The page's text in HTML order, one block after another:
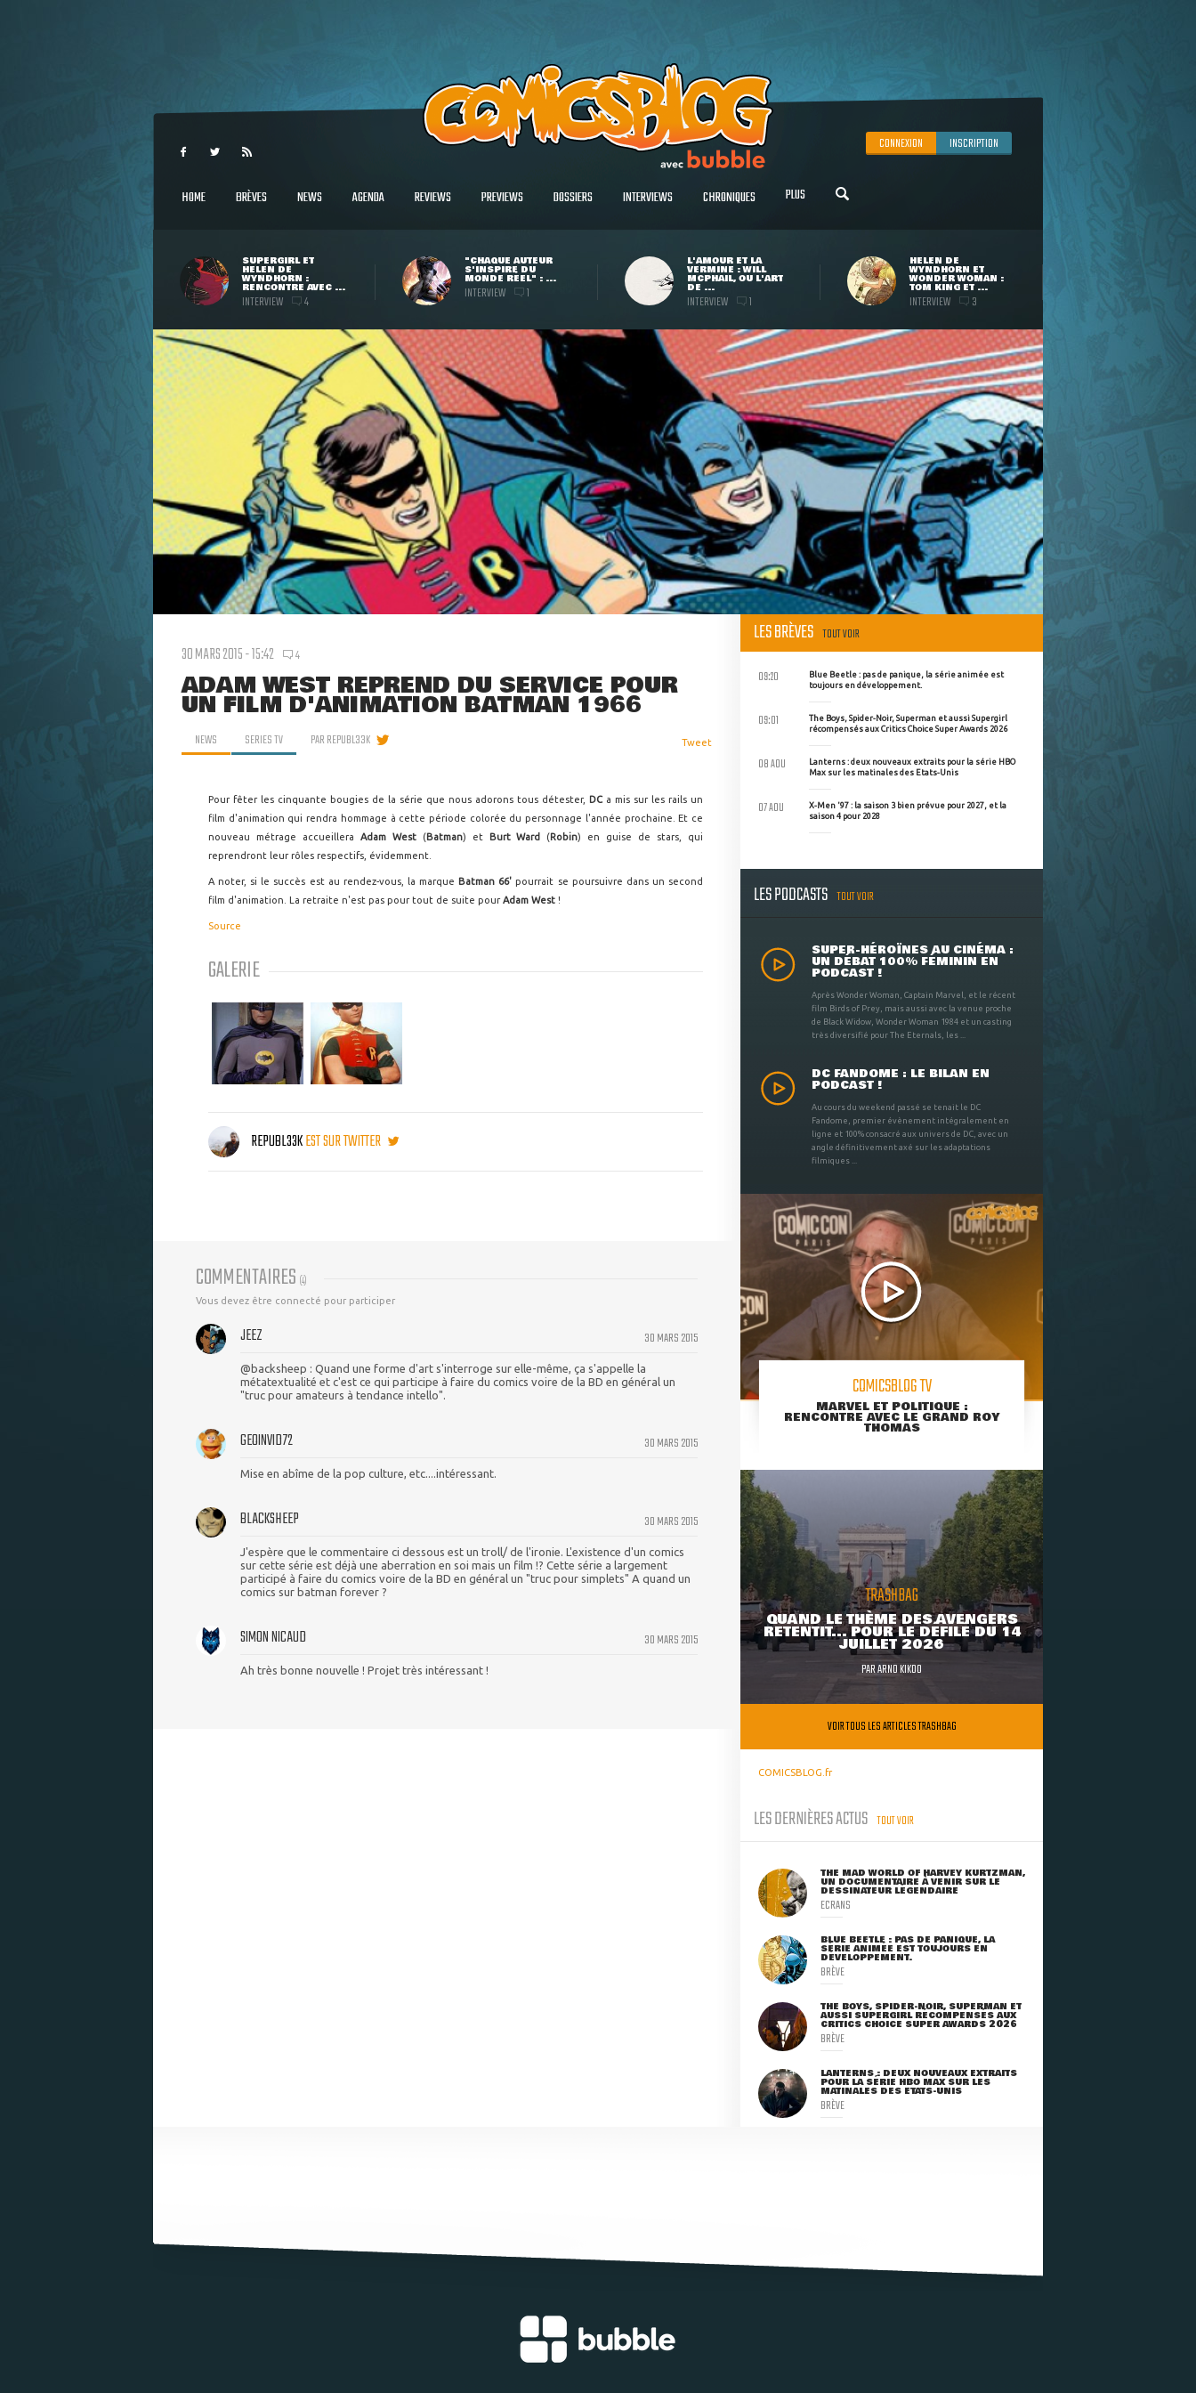
CONNEXION INSCRIPTION
HOME BRÈVES NEWS AGENDA REVIEWS PREVIEWS DOSSIERS INTERVIEWS CHRONIQUES PLUS
SUPERGIRL ET
HELEN DE
WYNDHORN :
RENCONTRE AVEC ...
INTERVIEW 4
"CHAQUE AUTEUR
S'INSPIRE DU
MONDE RÉEL" : ...
INTERVIEW 1
L'AMOUR ET LA
VERMINE : WILL
MCPHAIL, OU L'ART
DE ...
INTERVIEW 1
HELEN DE
WYNDHORN ET
WONDER WOMAN :
TOM KING ET ...
INTERVIEW 3
30 MARS 2015 - 15:42 4
ADAM WEST REPREND DU SERVICE POUR
UN FILM D'ANIMATION BATMAN 1966
NEWS SERIES TV PARREPUBL33K Tweet
Pour fêter les cinquante bougies de la série que nous adorons tous détester, DC a mis sur les rails un
film d'animation qui rendra hommage à cette période colorée du personnage l'année prochaine. Et ce
nouveau métrage accueillera Adam West (Batman) et Burt Ward (Robin) en guise de stars, qui
reprendront leur rôles respectifs, évidemment.
A noter, si le succès est au rendez-vous, la marque Batman 66' pourrait se poursuivre dans un second
film d'animation. La retraite n'est pas pour tout de suite pourAdam West !
Source
GALERIE
REPUBL33KEST SUR TWITTER
COMMENTAIRES (4)
Vous devez être connecté pour participer
30 MARS 2015
JEEZ
@backsheep : Quand une forme d'art s'interroge sur elle-même, ça s'appelle la
métatextualité et c'est ce qui participe à faire du comics voire de la BD en général un
"truc pour amateurs à tendance intello".
30 MARS 2015
GEOINVID72
Mise en abîme de la pop culture, etc....intéressant.
30 MARS 2015
BLACKSHEEP
J'espère que le commentaire ci dessous est un troll/ de l'ironie. L'existence d'un comics
sur cette série est déjà une aberration en soi mais un film !? Cette série a largement
participé à faire du comics voire de la BD en général un "truc pour simplets" A quand un
comics sur batman forever ?
30 MARS 2015
SIMON NICAUD
Ah très bonne nouvelle ! Projet très intéressant !
LES BRÈVES TOUT VOIR
Blue Beetle : pas de panique, la série animée est
toujours en développement.
09:20
The Boys, Spider-Noir, Superman et aussi Supergirl
récompensés aux Critics Choice Super Awards 2026
09:01
Lanterns : deux nouveaux extraits pour la série HBO
Max sur les matinales des Etats-Unis
08 AOU
X-Men '97 : la saison 3 bien prévue pour 2027, et la
saison 4 pour 2028
07 AOU
LES PODCASTS TOUT VOIR
SUPER-HÉROÏNES AU CINÉMA :
UN DÉBAT 100% FÉMININ EN
PODCAST !
Après Wonder Woman, Captain Marvel, et le récent
film Birds of Prey, mais aussi avec la venue proche
de Black Widow, Wonder Woman 1984 et un casting
très diversifié pour The Eternals, les ...
DC FANDOME : LE BILAN EN
PODCAST !
Au cours du weekend passé se tenait le DC
Fandome, premier évènement intégralement en
ligne et 100% consacré aux univers de DC, avec un
angle définitivement axé sur les adaptations
filmiques ...
COMICSBLOG TV
MARVEL ET POLITIQUE :
RENCONTRE AVEC LE GRAND ROY
THOMAS
TRASHBAG
QUAND LE THÈME DES AVENGERS
RETENTIT... POUR LE DÉFILÉ DU 14
JUILLET 2026
PARARNO KIKOO
VOIR TOUS LES ARTICLES TRASHBAG
COMICSBLOG.fr
LES DERNIÈRES ACTUS TOUT VOIR
THE MAD WORLD OF HARVEY KURTZMAN,
UN DOCUMENTAIRE À VENIR SUR LE
DESSINATEUR LÉGENDAIRE
ECRANS
BLUE BEETLE : PAS DE PANIQUE, LA
SÉRIE ANIMÉE EST TOUJOURS EN
DÉVELOPPEMENT.
BRÈVE
THE BOYS, SPIDER-NOIR, SUPERMAN ET
AUSSI SUPERGIRL RÉCOMPENSÉS AUX
CRITICS CHOICE SUPER AWARDS 2026
BRÈVE
LANTERNS : DEUX NOUVEAUX EXTRAITS
POUR LA SÉRIE HBO MAX SUR LES
MATINALES DES ETATS-UNIS
BRÈVE